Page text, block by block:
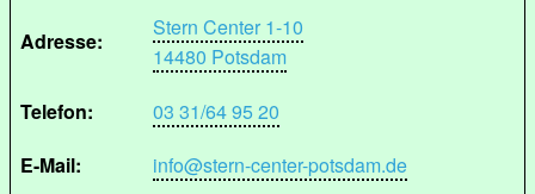
Adresse:
Stern Center 1-10
14480 Potsdam
Telefon:
03 31/64 95 20
E-Mail:
info@stern-center-potsdam.de